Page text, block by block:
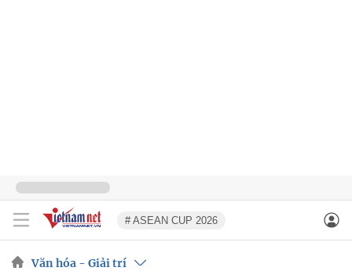
# ASEAN CUP 2026
Văn hóa - Giải trí